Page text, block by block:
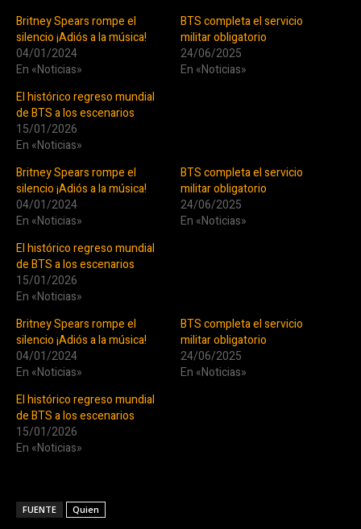
Britney Spears rompe el
silencio ¡Adiós a la música!
04/01/2024
En «Noticias»
BTS completa el servicio
militar obligatorio
24/06/2025
En «Noticias»
El histórico regreso mundial
de BTS a los escenarios
15/01/2026
En «Noticias»
Britney Spears rompe el
silencio ¡Adiós a la música!
04/01/2024
En «Noticias»
BTS completa el servicio
militar obligatorio
24/06/2025
En «Noticias»
El histórico regreso mundial
de BTS a los escenarios
15/01/2026
En «Noticias»
Britney Spears rompe el
silencio ¡Adiós a la música!
04/01/2024
En «Noticias»
BTS completa el servicio
militar obligatorio
24/06/2025
En «Noticias»
El histórico regreso mundial
de BTS a los escenarios
15/01/2026
En «Noticias»
FUENTE Quien